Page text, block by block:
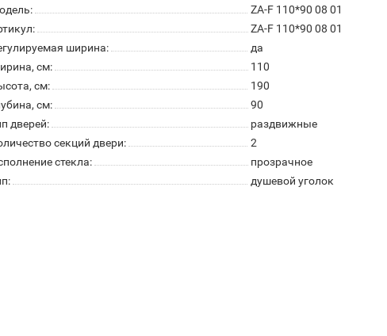
ZA-F 110*90 08 01
ZA-F 110*90 08 01
ширина:
да
см:
110
см:
190
см:
90
дверей:
раздвижные
секций двери:
2
стекла:
прозрачное
душевой уголок